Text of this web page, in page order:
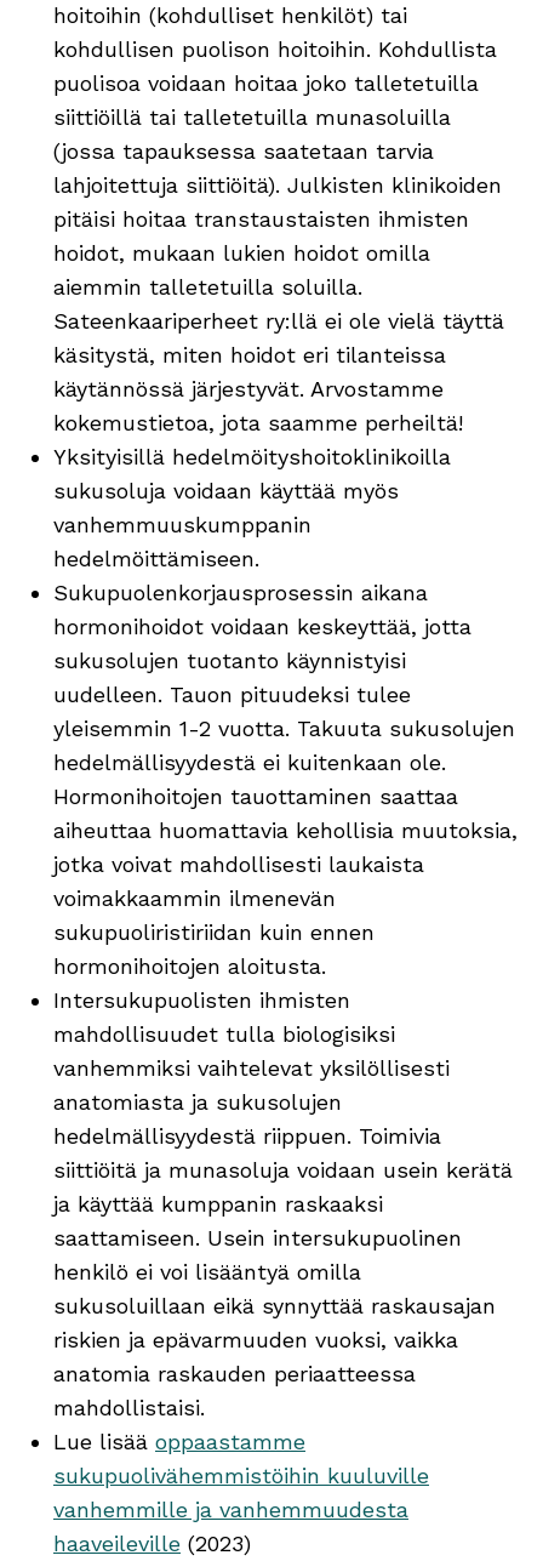
hoitoihin (kohdulliset henkilöt) tai
kohdullisen puolison hoitoihin. Kohdullista
puolisoa voidaan hoitaa joko talletetuilla
siittiöillä tai talletetuilla munasoluilla
(jossa tapauksessa saatetaan tarvia
lahjoitettuja siittiöitä). Julkisten klinikoiden
pitäisi hoitaa transtaustaisten ihmisten
hoidot, mukaan lukien hoidot omilla
aiemmin talletetuilla soluilla.
Sateenkaariperheet ry:llä ei ole vielä täyttä
käsitystä, miten hoidot eri tilanteissa
käytännössä järjestyvät. Arvostamme
kokemustietoa, jota saamme perheiltä!
Yksityisillä hedelmöityshoitoklinikoilla
sukusoluja voidaan käyttää myös
vanhemmuuskumppanin
hedelmöittämiseen.
Sukupuolenkorjausprosessin aikana
hormonihoidot voidaan keskeyttää, jotta
sukusolujen tuotanto käynnistyisi
uudelleen. Tauon pituudeksi tulee
yleisemmin 1-2 vuotta. Takuuta sukusolujen
hedelmällisyydestä ei kuitenkaan ole.
Hormonihoitojen tauottaminen saattaa
aiheuttaa huomattavia kehollisia muutoksia,
jotka voivat mahdollisesti laukaista
voimakkaammin ilmenevän
sukupuoliristiriidan kuin ennen
hormonihoitojen aloitusta.
Intersukupuolisten ihmisten
mahdollisuudet tulla biologisiksi
vanhemmiksi vaihtelevat yksilöllisesti
anatomiasta ja sukusolujen
hedelmällisyydestä riippuen. Toimivia
siittiöitä ja munasoluja voidaan usein kerätä
ja käyttää kumppanin raskaaksi
saattamiseen. Usein intersukupuolinen
henkilö ei voi lisääntyä omilla
sukusoluillaan eikä synnyttää raskausajan
riskien ja epävarmuuden vuoksi, vaikka
anatomia raskauden periaatteessa
mahdollistaisi.
Lue lisää oppaastamme
sukupuolivähemmistöihin kuuluville
vanhemmille ja vanhemmuudesta
haaveileville (2023)